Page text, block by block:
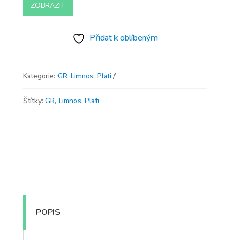
ZOBRAZIT
Přidat k oblíbeným
Kategorie: GR, Limnos, Plati
Štítky: GR, Limnos, Plati
POPIS